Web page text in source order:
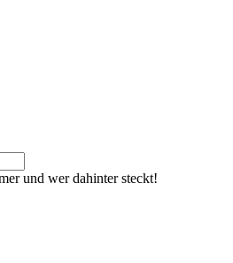
und wer dahinter steckt!